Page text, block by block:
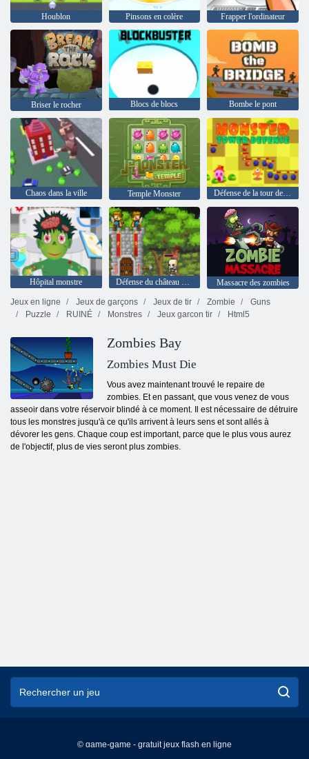
Houblon Pinsons en colère Frapper l'ordinateur
Briser le rocher Blocs de blocs Bombe le pont
Chaos dans la ville Temple Monster Défense de la tour de monstre
Hôpital monstre
Massacre des zombies
Jeux en ligne
Jeux de garçons Jeux de tir Zombie
Guns
Puzzle
RUINÉ Monstres Jeux garcon tir Html5
Zombies Bay
Zombies Must Die
Vous avez maintenant trouvé le repaire de
zombies. Et en passant, que vous venez de vous
asseoir dans votre réservoir blindé à ce moment. Il est nécessaire de détruire
tous les monstres jusqu'à ce qu'ils arrivent à leurs sens et sont allés à
dévorer les gens. Chaque coup est important, parce que le plus vous aurez
de l'objectif, plus de vies seront plus zombies.
© game-game - gratuit jeux flash en ligne